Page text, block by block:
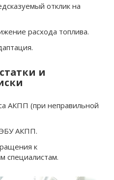
отклик на
расхода топлива.
и
АКПП (при неправильной
АКПП.
к
специалистам.